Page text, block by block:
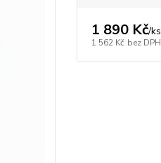
1 890 Kč/ks
1 562 Kč bez DPH